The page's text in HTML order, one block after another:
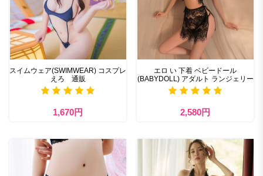
スイムウェア(SWIMWEAR) コスプレ
えろ 通販
1,670円
エロ い 下着 ベビードール
(BABYDOLL) アダルト ランジェリー
2,580円